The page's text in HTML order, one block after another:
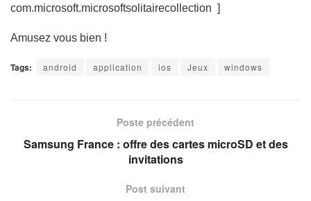
com.microsoft.microsoftsolitairecollection ]
Amusez vous bien !
Tags: android application ios Jeux windows
Poste précédent
Samsung France : offre des cartes microSD et des
invitations
Post suivant